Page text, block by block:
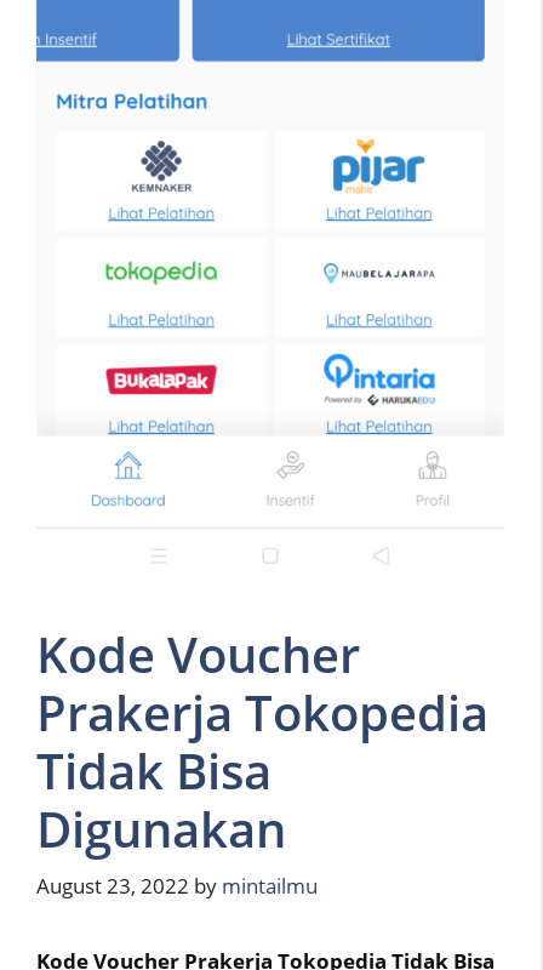
Kode Voucher
Prakerja Tokopedia
Tidak Bisa
Digunakan
August 23, 2022 by mintailmu
Kode Voucher Prakerja Tokopedia Tidak Bisa